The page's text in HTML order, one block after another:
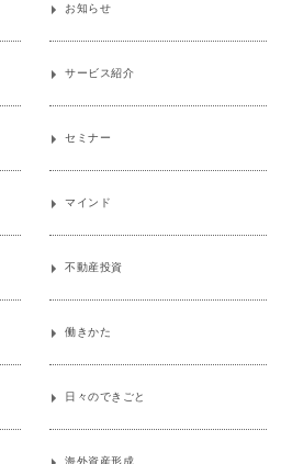
お知らせ
サービス紹介
セミナー
マインド
不動産投資
働きかた
日々のできごと
海外資産形成